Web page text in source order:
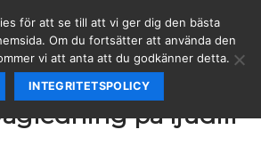
på ljudfil
för att se till att vi ger dig den bästa
Om du fortsätter att använda den
vi att anta att du godkänner detta.
INTEGRITETSPOLICY